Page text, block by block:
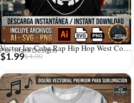
Vector Ice Cube Rap Hip Hop West Coast para Estampado y Corte
Por: Mark Designs
$4.00
$1.99